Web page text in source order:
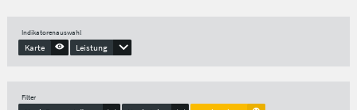
Indikatorenauswahl
Karte Leistung
Filter